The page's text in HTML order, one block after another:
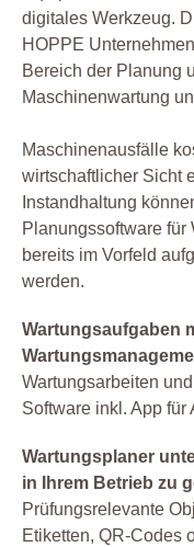
digitales Werkzeug.
HOPPE
Bereich der Planung
Maschinenwartung
Maschinenausfälle
wirtschaftlicher Sicht
Instandhaltung
Planungssoftware für
bereits im Vorfeld
werden.
Wartungsaufgaben
Wartungsarbeiten
Software inkl. App für
Wartungsplaner
in Ihrem Betrieb zu
Prüfungsrelevante
Etiketten, QR-Codes